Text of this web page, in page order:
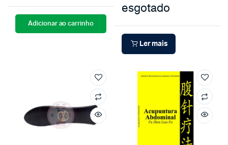
Adicionar ao carrinho
esgotado
Ler mais